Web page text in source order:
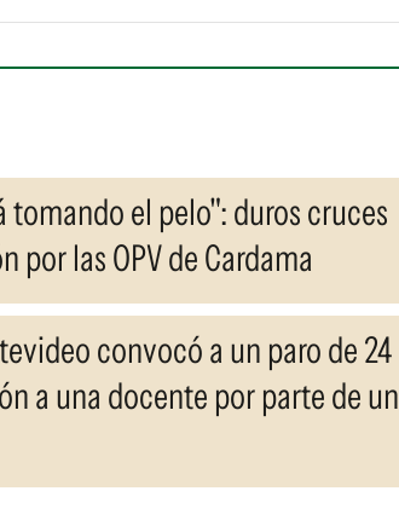
el pelo": duros cruces
por las OPV de Cardama
convocó a un paro de 24
a una docente por parte de un